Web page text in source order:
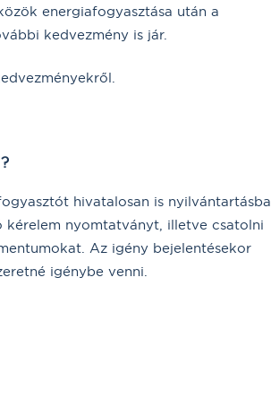
energiafogyasztása után a
kedvezmény is jár.
hivatalosan is nyilvántartásba
nyomtatványt, illetve csatolni
Az igény bejelentésekor
igénybe venni.